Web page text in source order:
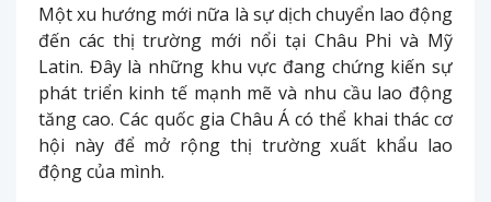
Một xu hướng mới nữa là sự dịch chuyển lao động
đến các thị trường mới nổi tại Châu Phi và Mỹ
Latin. Đây là những khu vực đang chứng kiến sự
phát triển kinh tế mạnh mẽ và nhu cầu lao động
tăng cao. Các quốc gia Châu Á có thể khai thác cơ
hội này để mở rộng thị trường xuất khẩu lao
động của mình.